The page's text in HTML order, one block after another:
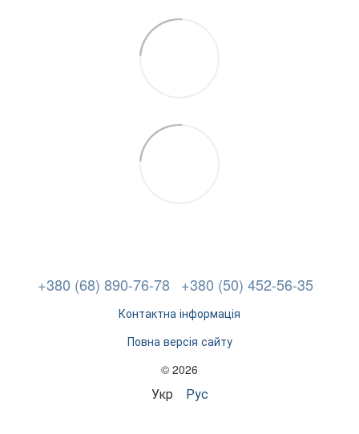
+380 (68) 890-76-78 +380 (50) 452-56-35
Контактна інформація
Повна версія сайту
© 2026
Укр Рус